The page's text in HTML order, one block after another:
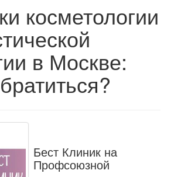
косметологии
в Москве:
Бест Клиник на
Профсоюзной